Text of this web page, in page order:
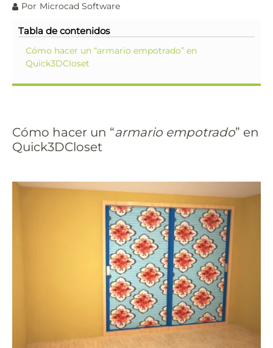
Por Microcad Software
Tabla de contenidos
Cómo hacer un “armario empotrado” en
Quick3DCloset
Cómo hacer un “armario empotrado” en
Quick3DCloset